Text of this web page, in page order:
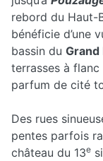
rebord du Haut-
bénéficie d’une
bassin du Grand
terrasses à flanc
parfum de cité
Des rues
pentes parfois
château du 13e